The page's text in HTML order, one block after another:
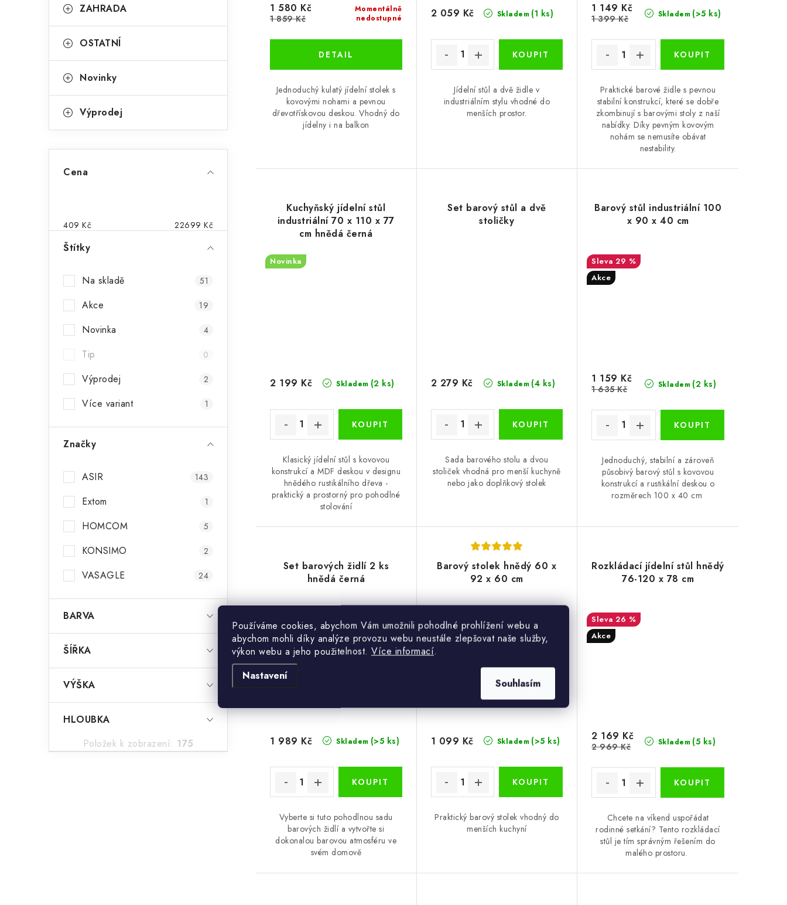
Používáme cookies, abychom Vám umožnili pohodlné prohlížení webu a
abychom mohli díky analýze provozu webu neustále zlepšovat naše služby,
výkon webu a jeho použitelnost. Více informací.
Nastavení
Souhlasím
ZAHRADA
OSTATNÍ
Novinky
Výprodej
Cena
409 Kč 22699 Kč
Štítky
Na skladě 51
Akce 19
Novinka 4
Tip 0
Výprodej 2
Více variant 1
Značky
ASIR 143
Extom 1
HOMCOM 5
KONSIMO 2
VASAGLE 24
BARVA
ŠÍŘKA
VÝŠKA
HLOUBKA
Položek k zobrazení: 175
t
ů
Momentálně
nedostupné
1 580 Kč
1 859 Kč
Jednoduchý kulatý jídelní stolek s
kovovými nohami a pevnou
dřevotřískovou deskou. Vhodný do
jídelny i na balkon
Skladem (1 ks)
2 059 Kč
Jídelní stůl a dvě židle v
industriálním stylu vhodné do
menších prostor.
Skladem (>5 ks)
1 149 Kč
1 399 Kč
Praktické barové židle s pevnou
stabilní konstrukcí, které se dobře
zkombinují s barovými stoly z naší
nabídky. Díky pevným kovovým
nohám se nemusíte obávat
nestability.
Kuchyňský jídelní stůl
industriální 70 x 110 x 77
cm hnědá černá
Novinka
Skladem (2 ks)
2 199 Kč
Klasický jídelní stůl s kovovou
konstrukcí a MDF deskou v designu
hnědého rustikálního dřeva -
praktický a prostorný pro pohodlné
stolování
Set barový stůl a dvě
stoličky
Skladem (4 ks)
2 279 Kč
Sada barového stolu a dvou
stoliček vhodná pro menší kuchyně
nebo jako doplňkový stolek
Barový stůl industriální 100
x 90 x 40 cm
29 %
Akce
Skladem (2 ks)
1 159 Kč
1 635 Kč
Jednoduchý, stabilní a zároveň
působivý barový stůl s kovovou
konstrukcí a rustikální deskou o
rozměrech 100 x 40 cm
Set barových židlí 2 ks
hnědá černá
Skladem (>5 ks)
1 989 Kč
Vyberte si tuto pohodlnou sadu
barových židlí a vytvořte si
dokonalou barovou atmosféru ve
svém domově
Barový stolek hnědý 60 x
92 x 60 cm
Skladem (>5 ks)
1 099 Kč
Praktický barový stolek vhodný do
menších kuchyní
Rozkládací jídelní stůl hnědý
76-120 x 78 cm
26 %
Akce
Skladem (5 ks)
2 169 Kč
2 969 Kč
Chcete na víkend uspořádat
rodinné setkání? Tento rozkládací
stůl je tím správným řešením do
malého prostoru.